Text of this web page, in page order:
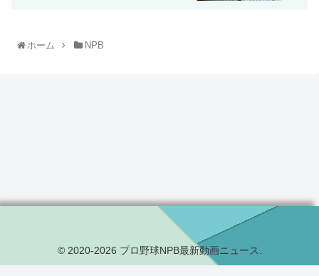
ホーム NPB
© 2020-2026 プロ野球NPB最新動画ニュース.